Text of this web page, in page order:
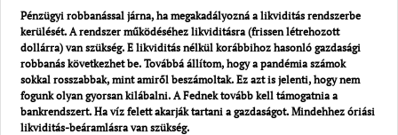
Pénzügyi robbanással járna, ha megakadályozná a likviditás rendszerbe
kerülését. A rendszer működéséhez likviditásra (frissen létrehozott
dollárra) van szükség. E likviditás nélkül korábbihoz hasonló gazdasági
robbanás következhet be. Továbbá állítom, hogy a pandémia számok
sokkal rosszabbak, mint amiről beszámoltak. Ez azt is jelenti, hogy nem
fogunk olyan gyorsan kilábalni. A Fednek tovább kell támogatnia a
bankrendszert. Ha víz felett akarják tartani a gazdaságot. Mindehhez óriási
likviditás-beáramlásra van szükség.